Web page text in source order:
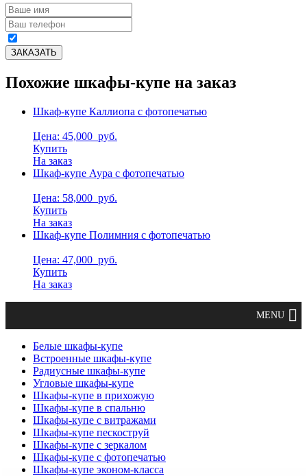
Похожие шкафы-купе на заказ
Шкаф-купе Каллиопа с фотопечатью
Цена: 45,000 руб.
Купить
На заказ
Шкаф-купе Аура с фотопечатью
Цена: 58,000 руб.
Купить
На заказ
Шкаф-купе Полимния с фотопечатью
Цена: 47,000 руб.
Купить
На заказ
Белые шкафы-купе
Встроенные шкафы-купе
Радиусные шкафы-купе
Угловые шкафы-купе
Шкафы-купе в прихожую
Шкафы-купе в спальню
Шкафы-купе с витражами
Шкафы-купе пескоструй
Шкафы-купе с зеркалом
Шкафы-купе с фотопечатью
Шкафы-купе эконом-класса